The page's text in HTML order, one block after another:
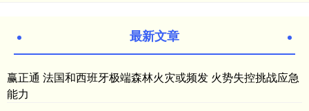
最新文章
赢正通 法国和西班牙极端森林火灾或频发 火势失控挑战应急
能力